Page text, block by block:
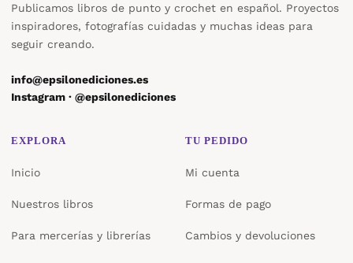
Publicamos libros de punto y crochet en español. Proyectos
inspiradores, fotografías cuidadas y muchas ideas para
seguir creando.
info@epsilonediciones.es
Instagram · @epsilonediciones
EXPLORA
Inicio
Nuestros libros
Para mercerías y librerías
TU PEDIDO
Mi cuenta
Formas de pago
Cambios y devoluciones